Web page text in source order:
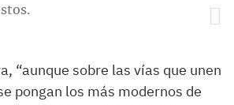
“aunque sobre las vías que unen
pongan los más modernos de